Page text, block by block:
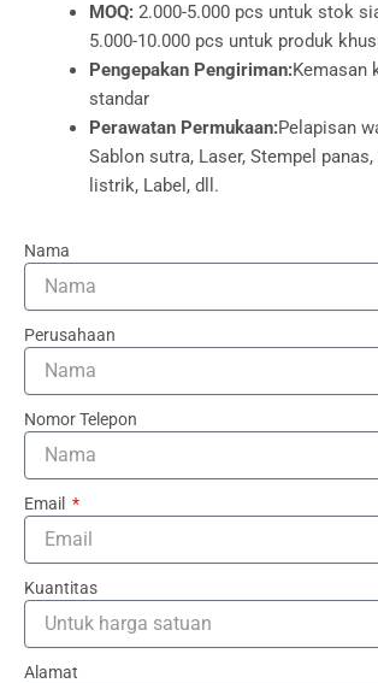
MOQ: 2.000-5.000 pcs untuk stok
5.000-10.000 pcs untuk produk
Pengepakan Pengiriman:Kemasan
standar
Perawatan Permukaan:Pelapisan
Sablon sutra, Laser, Stempel
listrik, Label, dll.
Nama
Perusahaan
Nomor Telepon
Email
Kuantitas
Alamat